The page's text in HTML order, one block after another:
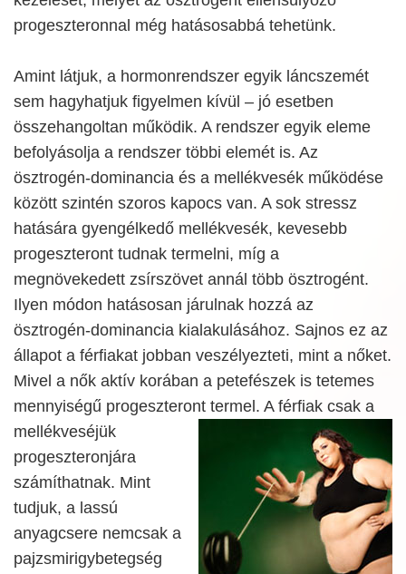
progeszteronnal még hatásosabbá tehetünk.
Amint látjuk, a hormonrendszer egyik láncszemét
sem hagyhatjuk figyelmen kívül – jó esetben
összehangoltan működik. A rendszer egyik eleme
befolyásolja a rendszer többi elemét is. Az
ösztrogén-dominancia és a mellékvesék működése
között szintén szoros kapocs van. A sok stressz
hatására gyengélkedő mellékvesék, kevesebb
progeszteront tudnak termelni, míg a
megnövekedett zsírszövet annál több ösztrogént.
Ilyen módon hatásosan járulnak hozzá az
ösztrogén-dominancia kialakulásához. Sajnos ez az
állapot a férfiakat jobban veszélyezteti, mint a nőket.
Mivel a nők aktív korában a petefészek is tetemes
mennyiségű progeszteront termel. A férfiak csak a
mellékveséjük
progeszteronjára
számíthatnak. Mint
tudjuk, a lassú
anyagcsere nemcsak a
pajzsmirigybetegség